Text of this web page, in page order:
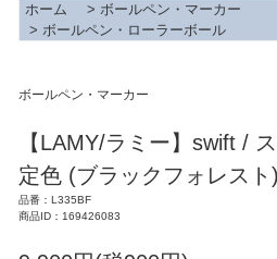
ホーム > ボールペン・マーカー
> ボールペン・ローラーボール
ボールペン・マーカー
【LAMY/ラミー】swift /
定色 (ブラックフォレスト)
品番：L335BF
商品ID：169426083